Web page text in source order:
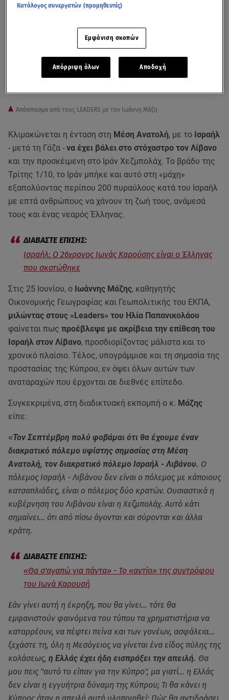
Απόσπασμα από τους LEADERS με τον Ιωάννη Μάζη
Κλιμακώνεται η ένταση στη Μέση Ανατολή, με το Ισραήλ
- μετά τη Γάζα - να έχει βάλει στο στόχαστρο τον Λίβανο
και την προσκέιμενη στο Ιράν Χεζμπολάχ. Το βράδυ της
Τρίτης 1/10, το Ιράν μπήκε και αυτό στη «μάχη»
εξαπολύοντας περίπου 200 πυραύλους κατά του Ισραήλ
με επτά ανθρώπους να χάνουν τη ζωή τους, ανάμεσά
τους και ένας νεαρός Έλληνας.
Ισραήλ: Ο 26χρονος Ιωνάς Καρούσης είναι ο Έλληνας
που σκοτώθηκε
Στις 25 Ιουνίου, ο Ιωάννης Μάζης, καθηγητής
Οικονομικής Γεωγραφίας και Γεωπολιτικής του ΕΚΠΑ,
μιλώντας στους «Leaders» του Ηλία Παπανικολάου
φαίνεται πως προέβλεψε με ακρίβεια την επίθεση του
Ισραήλ στον Λίβανο, προσδιορίζοντας μάλιστα και το
χρονικό πλαίσιο. Τέλος, υπογράμμισε και τη σημασία της
προστασίας της Κύπρου, εν όψει όλων αυτών των
αναταραχών που έρχονται σε διεθνές επίπεδο.
Συγκεκριμένα, στη διαδικτυακή εκπομπή ο κ. Μάζης
είπε:
«Τον Σεπτέμβρη πολύ φοβάμαι ότι θα έχουμε έναν
διακρατικό πόλεμο υψίστης σημασίας στη Μέση
Ανατολή, τον διακρατικό πόλεμο Ισραήλ - Λιβάνου. Ο
πόλεμος Ισραήλ - Λιβάνου δεν είναι ο πόλεμος με κάποιους
κατσαπλιάδες, είναι ο πόλεμος δύο κρατών. Ουσιαστικά η
κυβέρνηση του Λιβάνου είναι η Χεζμπολάχ. Αυτό κάτι
σημαίνει... ότι από πίσω άγονται και σύρονται και άλλα
κράτη.
«Θα σ'αγαπώ για πάντα» - Το «αντίο» της συντρόφου
του Ιωνά Καρουσή
Εάν γίνει αυτή η έκρηξη, που θα γίνει... τότε θα
εμφανιστούν φαινόμενα του τύπου τα χρηματιστήρια να
καταρρέουν, να πέφτει πείνα και των γονέων, ασφάλεια...
ξεχάστε τη, όλη η Μεσόγειος να γίνεται ένα είδος πύλης της
κολάσεως, η Ελλάς έχει ήδη εισπράξει την απειλή. Θα
μου πεις ''αυτό το είπαν για την Κύπρο'', μα γιατί... η Ελλάς
δεν είναι η εγγυήτρια δύναμη της Κύπρου; Τι θα κάνει η
Κατάλογος συνεργατών (προμηθευτές)
Εμφάνιση σκοπών
Απόρριψη όλων Αποδοχή